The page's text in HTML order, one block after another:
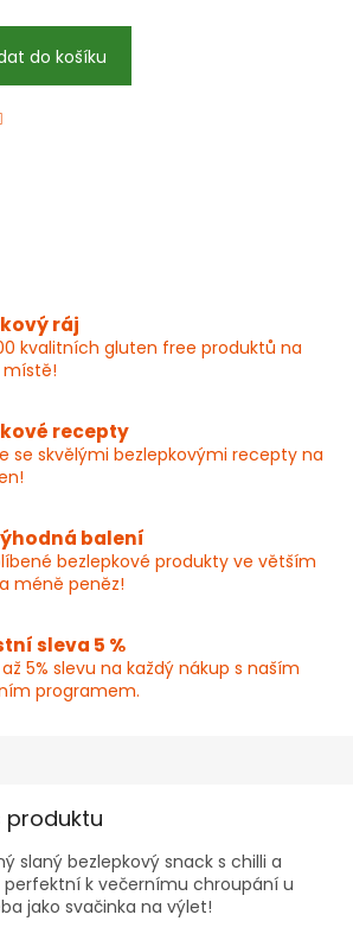
do košíku
ráj
kvalitních gluten free produktů na
recepty
se skvělými bezlepkovými recepty na
balení
bezlepkové produkty ve větším
méně peněz!
sleva 5 %
5% slevu na každý nákup s naším
programem.
produktu
slaný bezlepkový snack s chilli a
k večernímu chroupání u
jako svačinka na výlet!